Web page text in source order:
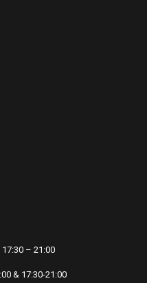
– 21:00
& 17:30-21:00